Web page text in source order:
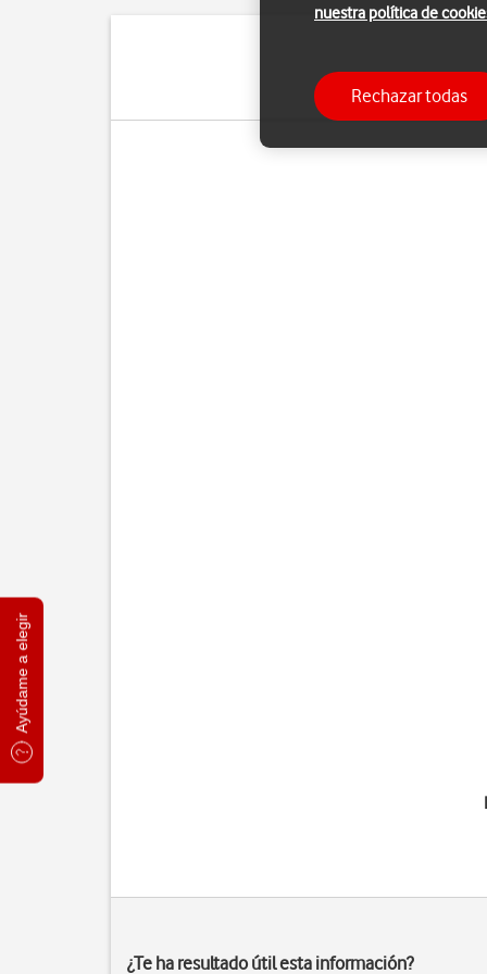
Ayúdame a elegir
Si tienes problemas
¿Te ha resultado útil esta información?
nuestra política de
Rechazar todas